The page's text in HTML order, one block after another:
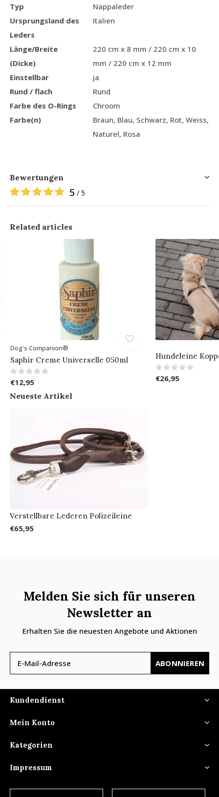
Typ
Nappaleder
Ursprungsland des
Leders
Italien
Länge/Breite
(Dicke)
220 cm x 8 mm / 220 cm x 10
mm / 220 cm x 12 mm
Einstellbar
ja
Rund / flach
Rund
Farbe des O-Rings
Chroom
Farbe(n)
Braun, Blau, Schwarz, Rot, Weiss,
Naturel, Rosa
Bewertungen
5 / 5
Related articles
Dog's Companion®
Saphir Creme Universelle 050ml
€12,95
Hundeleine
€26,95
Neueste Artikel
Verstellbare Lederen Polizeileine
€65,95
Melden Sie sich für unseren
Newsletter an
Erhalten Sie die neuesten Angebote und Aktionen
ABONNIEREN
Kundendienst
Mein Konto
Kategorien
Impressum